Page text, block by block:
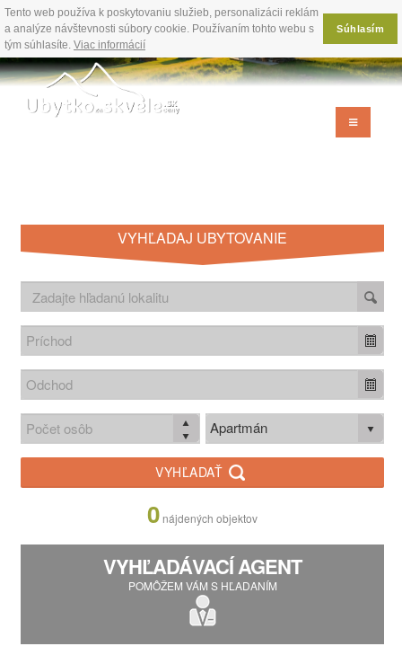
Tento web používa k poskytovaniu služieb, personalizácii reklám
a analýze návštevnosti súbory cookie. Používaním tohto webu s
tým súhlasíte. Viac informácií
Súhlasím
VYHĽADAJ UBYTOVANIE
Apartmán
VYHĽADAŤ
0 nájdených objektov
VYHĽADÁVACÍ AGENT
POMÔŽEM VÁM S HĽADANÍM